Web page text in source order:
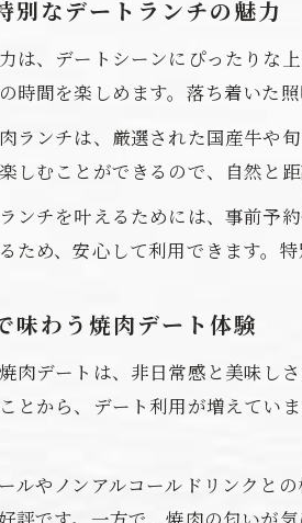
ジ
別なデートランチの魅力
は、デートシーンにぴったりな
時間を楽しめます。落ち着いた
ランチは、厳選された国産牛や
しむことができるので、自然と
ンチを叶えるためには、事前予
ため、安心して利用できます。
味わう焼肉デート体験
肉デートは、非日常感と美味し
とから、デート利用が増えてい
ルやノンアルコールドリンクと